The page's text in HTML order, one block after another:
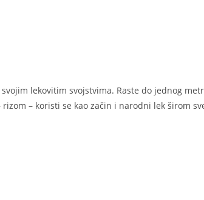
lekovitim svojstvima. Raste do jednog
– koristi se kao začin i narodni lek širom